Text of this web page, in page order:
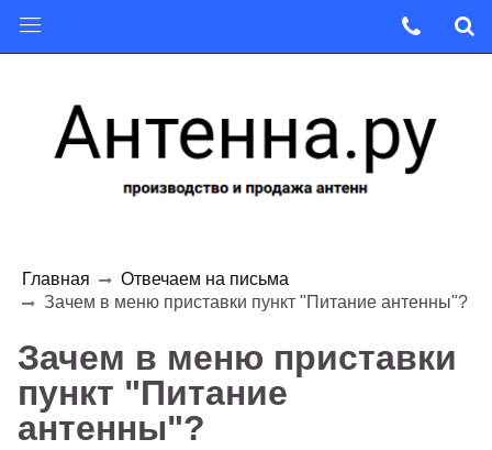
Главная
Отвечаем на письма
Зачем в меню приставки пункт "Питание антенны"?
Зачем в меню приставки
пункт "Питание
антенны"?